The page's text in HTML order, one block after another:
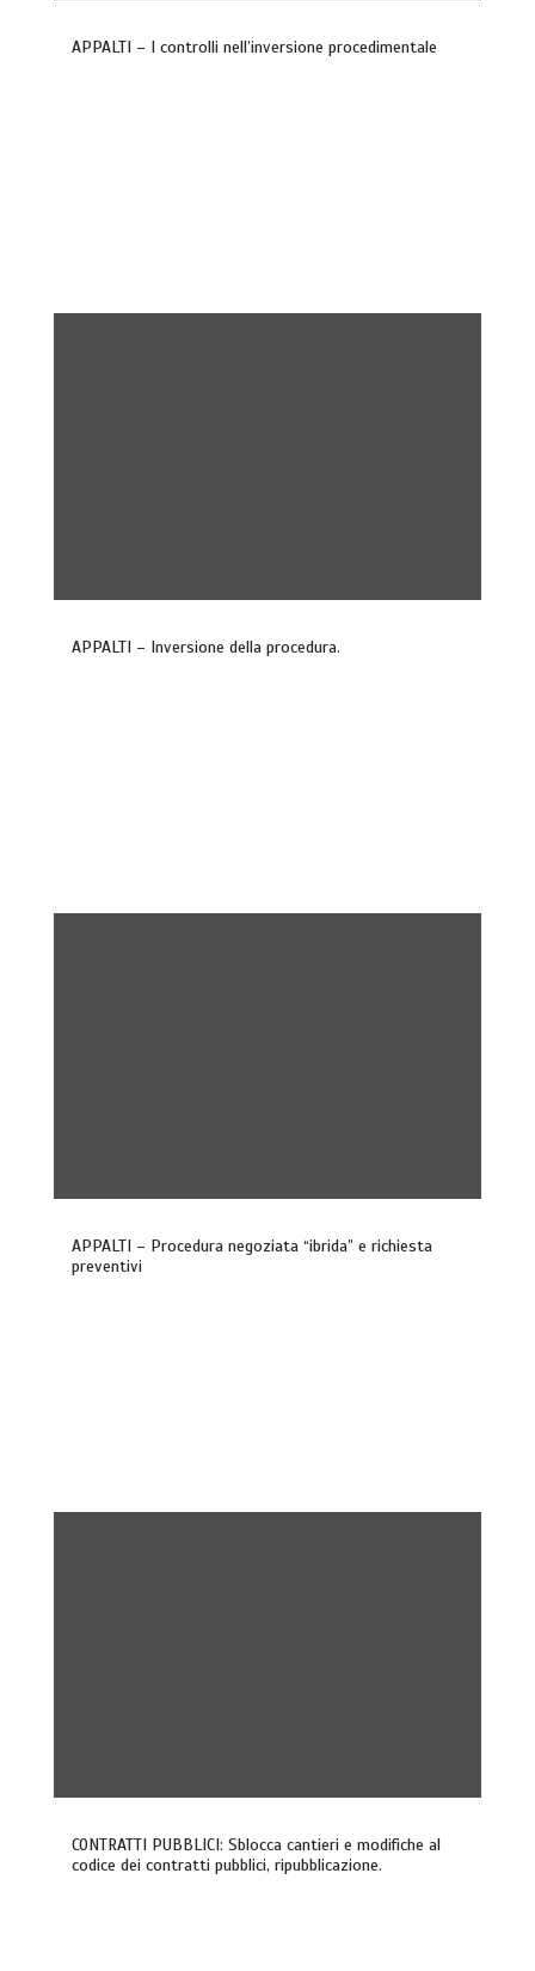
APPALTI – I controlli nell’inversione procedimentale
APPALTI – Inversione della procedura.
APPALTI – Procedura negoziata “ibrida” e richiesta
preventivi
CONTRATTI PUBBLICI: Sblocca cantieri e modifiche al
codice dei contratti pubblici, ripubblicazione.